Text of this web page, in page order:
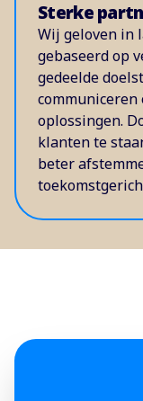
Sterke
Wij geloven in
gebaseerd op
gedeelde
communiceren
oplossingen.
klanten te
beter